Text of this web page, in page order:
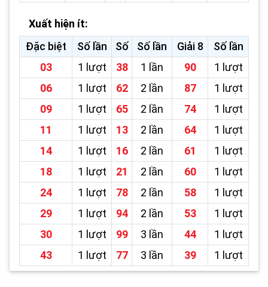
Xuất hiện ít:
Đặc biệt
Số lần Số Số lần Giải 8
Số lần
03
1 lượt 38 1 lần 90
1 lượt
06
1 lượt 62 2 lần 87
1 lượt
09
1 lượt 65 2 lần 74
1 lượt
11
1 lượt 13 2 lần 64
1 lượt
14
1 lượt 16 2 lần 61
1 lượt
18
1 lượt 21 2 lần 60
1 lượt
24
1 lượt 78 2 lần 58
1 lượt
29
1 lượt 94 2 lần 53
1 lượt
30
1 lượt 99 3 lần 44
1 lượt
43
1 lượt 77 3 lần 39 1 lượt